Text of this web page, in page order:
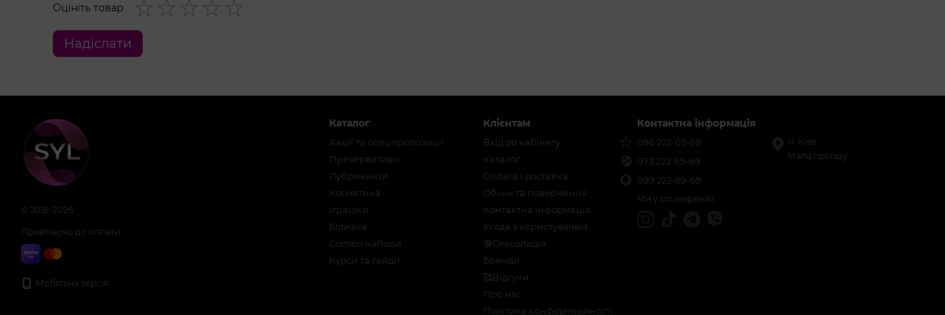
Загальні розміри: 9,1×6,3×6,8 см.
Маса: 135 г.
Час роботи: 60 хвилин.
Водонепроникність: IPX7.
Оцініть товар
Надіслати
© 2018-2026
Приймаємо до оплати
Мобільна версія
Каталог
Акції та спецпропозиції
Презервативи
Лубриканти
Косметика
Іграшки
Білизна
Combo набори
Курси та гайди
Клієнтам
Вхід до кабінету
Каталог
Оплата і доставка
Обмін та повернення
Контактна інформація
Угода з користувачем
🔞Сексопедія
Бренди
🥰Відгуки
Про нас
Політика конфіденційності
Контактна інформація
096 222-69-69
073 222-69-69
099 222-69-69
м. Київ
Мапа проїзду
Ми у соцмережах